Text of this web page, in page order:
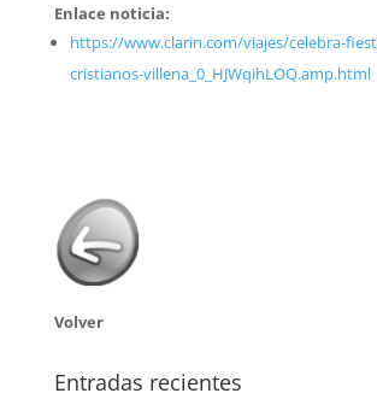
Enlace noticia:
https://www.clarin.com/viajes/celebra-
cristianos-villena_0_HJWqihLOQ.amp.html
Volver
Entradas recientes